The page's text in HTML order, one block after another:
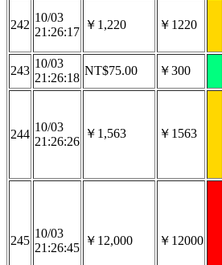
242
10/03
21:26:17
￥1,220 ￥1220
243
10/03
21:26:18
NT$75.00 ￥300
244
10/03
21:26:26
￥1,563 ￥1563
245
10/03
21:26:45
￥12,000 ￥12000